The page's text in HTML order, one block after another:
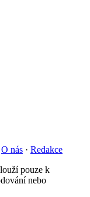
O nás · Redakce
pouze k
nebo